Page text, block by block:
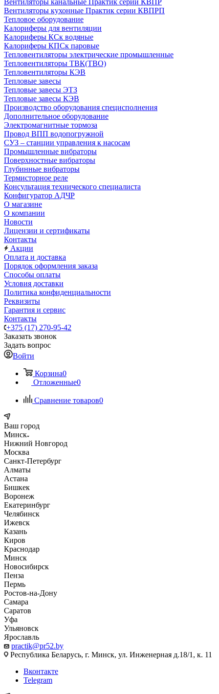
Вентиляторы канальные Практик серии КВПР
Вентиляторы кухонные Практик серии КВПРП
Тепловое оборудование
Калориферы для вентиляции
Калориферы КСк водяные
Калориферы КПСк паровые
Тепловентиляторы электрические промышленные
Тепловентиляторы ТВК(ТВО)
Тепловентиляторы КЭВ
Тепловые завесы
Тепловые завесы ЭТЗ
Тепловые завесы КЭВ
Производство оборудования специсполнения
Дополнительное оборудование
Электромагнитные тормоза
Провод ВПП водопогружной
СУЗ – станции управления к насосам
Промышленные вибраторы
Поверхностные вибраторы
Глубинные вибраторы
Термисторное реле
Консультация технического специалиста
Конфигуратор АДЧР
О магазине
О компании
Новости
Лицензии и сертификаты
Контакты
Акции
Оплата и доставка
Порядок оформления заказа
Способы оплаты
Условия доставки
Политика конфиденциальности
Реквизиты
Гарантия и сервис
Контакты
+375 (17) 270-95-42
Заказать звонок
Задать вопрос
Войти
Корзина0
Отложенные0
Сравнение товаров0
Ваш город
Минск
Нижний Новгород
Москва
Санкт-Петербург
Алматы
Астана
Бишкек
Воронеж
Екатеринбург
Челябинск
Ижевск
Казань
Киров
Краснодар
Минск
Новосибирск
Пенза
Пермь
Ростов-на-Дону
Самара
Саратов
Уфа
Ульяновск
Ярославль
practik@pr52.by
Республика Беларусь, г. Минск, ул. Инженерная д.18/1, к. 11
Вконтакте
Telegram